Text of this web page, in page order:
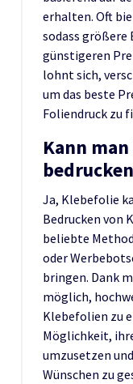
erhalten. Oft
sodass größere
günstigeren
lohnt sich,
um das beste
Foliendruck zu
Kann
Ja, Klebefolie
Bedrucken von
beliebte
oder
bringen. Dank
möglich,
Klebefolien zu
Möglichkeit,
umzusetzen
Wünschen zu